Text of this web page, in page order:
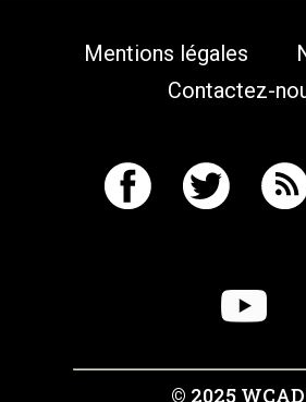
Mentions légales
Contactez-
© 2025